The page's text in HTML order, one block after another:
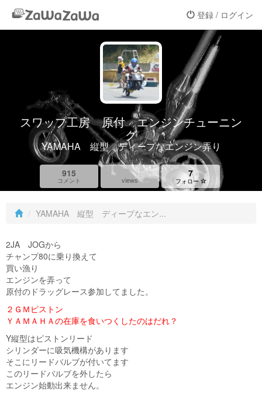
登録 / ログイン
スワップ工房 原付 エンジンチューニン
グ
YAMAHA 縦型 ディープなエンジン弄り
915
コメント views
7
フォロー
YAMAHA 縦型 ディープなエン...
2JA JOGから
チャンプ80に乗り換えて
買い漁り
エンジンを弄って
原付のドラッグレース参加してました。
２ＧＭピストン
ＹＡＭＡＨＡの在庫を食いつくしたのはだれ？
Y縦型はピストンリード
シリンダーに吸気機構があります
そこにリードバルブが付いてます
このリードバルブを外したら
エンジン始動出来ません。